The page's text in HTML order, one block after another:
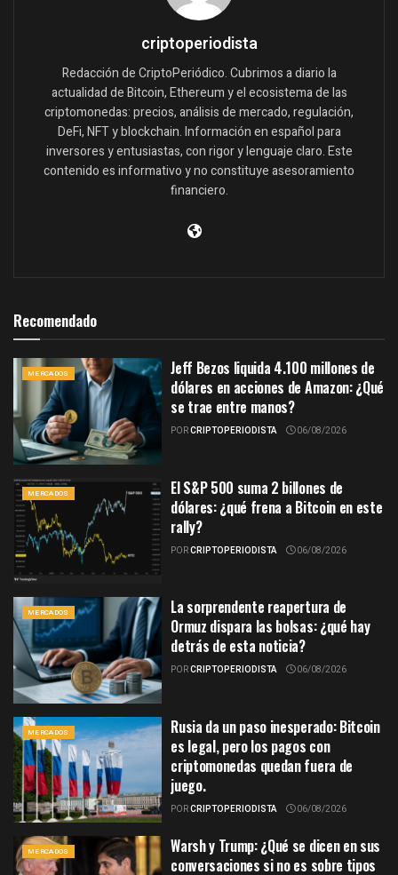
criptoperiodista
Redacción de CriptoPeriódico. Cubrimos a diario la
actualidad de Bitcoin, Ethereum y el ecosistema de las
criptomonedas: precios, análisis de mercado, regulación,
DeFi, NFT y blockchain. Información en español para
inversores y entusiastas, con rigor y lenguaje claro. Este
contenido es informativo y no constituye asesoramiento
financiero.
Recomendado
MERCADOS
Jeff Bezos liquida 4.100 millones de
dólares en acciones de Amazon: ¿Qué
se trae entre manos?
PORCRIPTOPERIODISTA 06/08/2026
MERCADOS
El S&P 500 suma 2 billones de
dólares: ¿qué frena a Bitcoin en este
rally?
PORCRIPTOPERIODISTA 06/08/2026
MERCADOS
La sorprendente reapertura de
Ormuz dispara las bolsas: ¿qué hay
detrás de esta noticia?
PORCRIPTOPERIODISTA 06/08/2026
MERCADOS
Rusia da un paso inesperado: Bitcoin
es legal, pero los pagos con
criptomonedas quedan fuera de
juego.
PORCRIPTOPERIODISTA 06/08/2026
MERCADOS
Warsh y Trump: ¿Qué se dicen en sus
conversaciones si no es sobre tipos